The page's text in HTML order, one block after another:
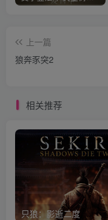
上一篇
狼奔豕突2
相关推荐
只狼：影逝二度